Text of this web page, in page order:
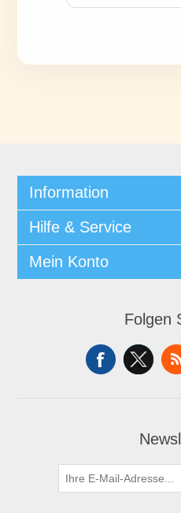
Information
Hilfe & Service
Mein Konto
Folgen